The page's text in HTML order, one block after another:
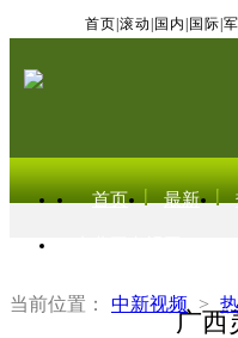
首页 滚动 国内 国际
首页 最新
当前位置： 中新视频 >
广西